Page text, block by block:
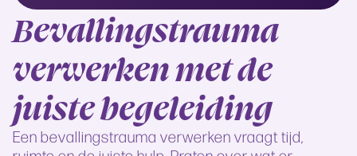
Bevallingstrauma
verwerken met de
juiste begeleiding
Een bevallingstrauma verwerken vraagt tijd,